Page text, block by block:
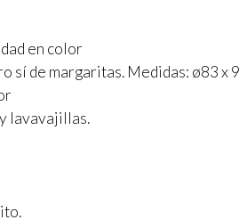
en color
sí de margaritas. Medidas: ø83 x
lavavajillas.